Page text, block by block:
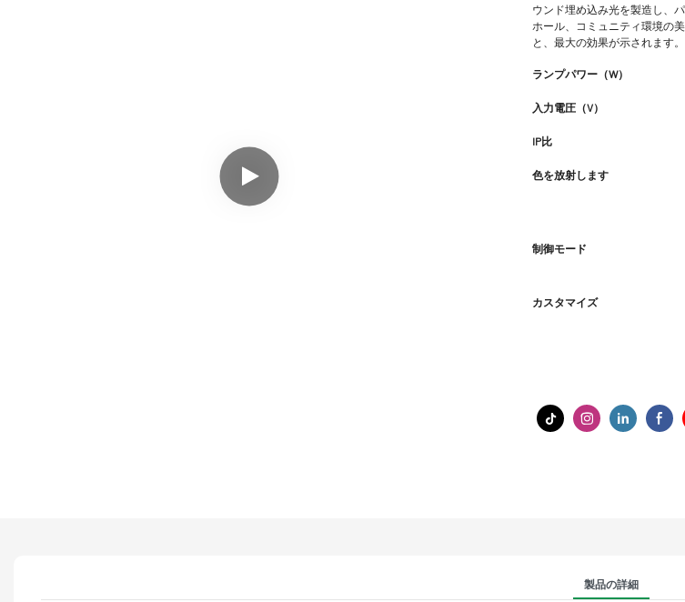
ウンド埋め込み光を製造し、
ホール、コミュニティ環境の
と、最大の効果が示されます。
ランプパワー（W）
入力電圧（V）
IP比
色を放射します
制御モード
カスタマイズ
製品の詳細